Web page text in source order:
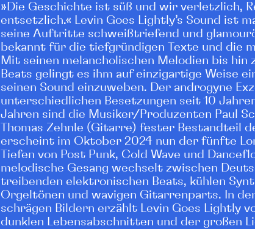
»Die Geschichte ist süß und wir verletzlich,
entsetzlich.« Levin Goes Lightly’s Sound ist
seine Auftritte schweißtriefend und
bekannt für die tiefgründigen Texte und die
Mit seinen melancholischen Melodien bis hin
Beats gelingt es ihm auf einzigartige Weise
seinen Sound einzuweben. Der androgyne
unterschiedlichen Besetzungen seit 10
Jahren sind die Musiker/Produzenten Paul
Thomas Zehnle (Gitarre) fester Bestandteil
erscheint im Oktober 2024 nun der fünfte
Tiefen von Post Punk, Cold Wave und
melodische Gesang wechselt zwischen
treibenden elektronischen Beats, kühlen
Orgeltönen und wavigen Gitarrenparts. In
schrägen Bildern erzählt Levin Goes Lightly
dunklen Lebensabschnitten und der großen